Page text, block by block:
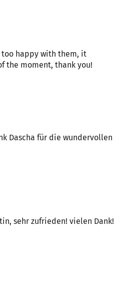
too happy with them, it
the moment, thank you!
Dascha für die wundervollen
sehr zufrieden! vielen Dank!